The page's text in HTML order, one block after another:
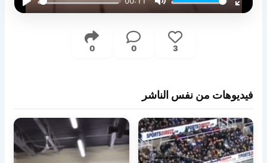
Play Mute
Enter
3
0
0
فيديوهات من نفس الناشر